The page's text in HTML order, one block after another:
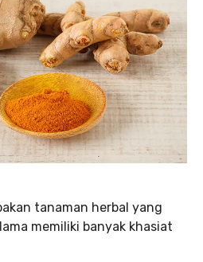
tanaman herbal yang
memiliki banyak khasiat